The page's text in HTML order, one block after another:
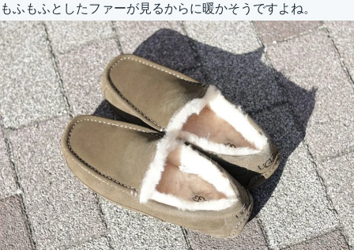
もふもふとしたファーが見るからに暖かそうですよね。